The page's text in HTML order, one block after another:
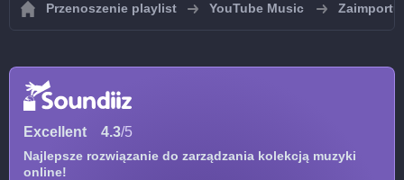
Przenoszenie playlist YouTube Music
Excellent 4.3/5
Najlepsze rozwiązanie do zarządzania kolekcją muzyki
online!